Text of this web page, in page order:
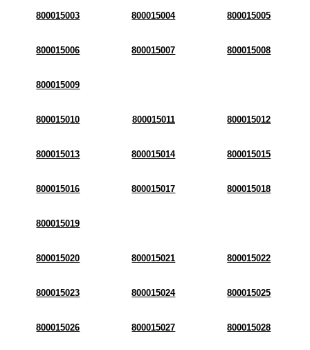
800015003 800015004 800015005
800015006 800015007 800015008
800015009
800015010 800015011 800015012
800015013 800015014 800015015
800015016 800015017 800015018
800015019
800015020 800015021 800015022
800015023 800015024 800015025
800015026 800015027 800015028